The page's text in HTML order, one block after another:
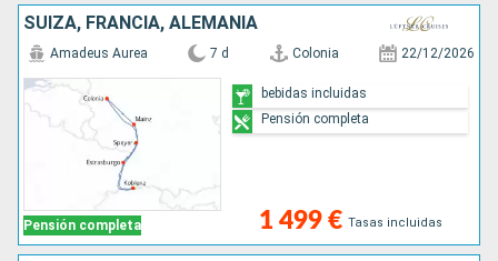
SUIZA, FRANCIA, ALEMANIA
Pensión completa
Amadeus Aurea 7 d Colonia 22/12/2026
1 499 € Tasas incluidas
bebidas incluidas
Pensión completa